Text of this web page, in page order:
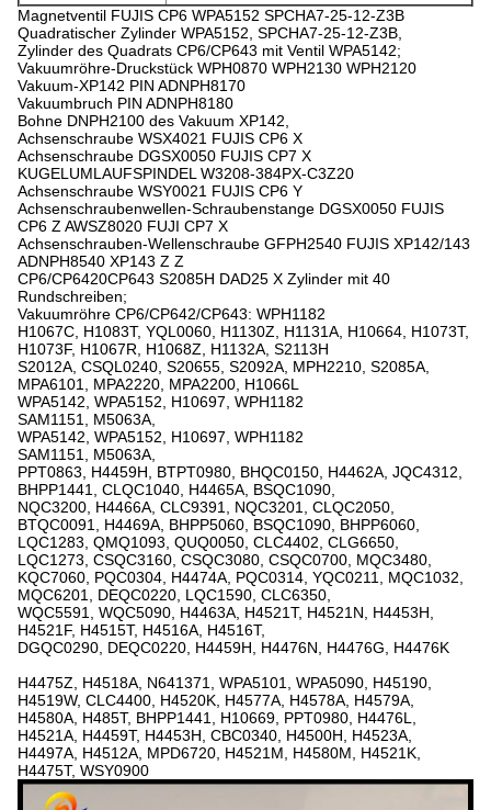
Magnetventil FUJIS CP6 WPA5152 SPCHA7-25-12-Z3B
Quadratischer Zylinder WPA5152, SPCHA7-25-12-Z3B,
Zylinder des Quadrats CP6/CP643 mit Ventil WPA5142;
Vakuumröhre-Druckstück WPH0870 WPH2130 WPH2120
Vakuum-XP142 PIN ADNPH8170
Vakuumbruch PIN ADNPH8180
Bohne DNPH2100 des Vakuum XP142,
Achsenschraube WSX4021 FUJIS CP6 X
Achsenschraube DGSX0050 FUJIS CP7 X
KUGELUMLAUFSPINDEL W3208-384PX-C3Z20
Achsenschraube WSY0021 FUJIS CP6 Y
Achsenschraubenwellen-Schraubenstange DGSX0050 FUJIS
CP6 Z AWSZ8020 FUJI CP7 X
Achsenschrauben-Wellenschraube GFPH2540 FUJIS XP142/143
ADNPH8540 XP143 Z Z
CP6/CP6420CP643 S2085H DAD25 X Zylinder mit 40
Rundschreiben;
Vakuumröhre CP6/CP642/CP643: WPH1182
H1067C, H1083T, YQL0060, H1130Z, H1131A, H10664, H1073T,
H1073F, H1067R, H1068Z, H1132A, S2113H
S2012A, CSQL0240, S20655, S2092A, MPH2210, S2085A,
MPA6101, MPA2220, MPA2200, H1066L
WPA5142, WPA5152, H10697, WPH1182
SAM1151, M5063A,
WPA5142, WPA5152, H10697, WPH1182
SAM1151, M5063A,
PPT0863, H4459H, BTPT0980, BHQC0150, H4462A, JQC4312,
BHPP1441, CLQC1040, H4465A, BSQC1090,
NQC3200, H4466A, CLC9391, NQC3201, CLQC2050,
BTQC0091, H4469A, BHPP5060, BSQC1090, BHPP6060,
LQC1283, QMQ1093, QUQ0050, CLC4402, CLG6650,
LQC1273, CSQC3160, CSQC3080, CSQC0700, MQC3480,
KQC7060, PQC0304, H4474A, PQC0314, YQC0211, MQC1032,
MQC6201, DEQC0220, LQC1590, CLC6350,
WQC5591, WQC5090, H4463A, H4521T, H4521N, H4453H,
H4521F, H4515T, H4516A, H4516T,
DGQC0290, DEQC0220, H4459H, H4476N, H4476G, H4476K
H4475Z, H4518A, N641371, WPA5101, WPA5090, H45190,
H4519W, CLC4400, H4520K, H4577A, H4578A, H4579A,
H4580A, H485T, BHPP1441, H10669, PPT0980, H4476L,
H4521A, H4459T, H4453H, CBC0340, H4500H, H4523A,
H4497A, H4512A, MPD6720, H4521M, H4580M, H4521K,
H4475T, WSY0900